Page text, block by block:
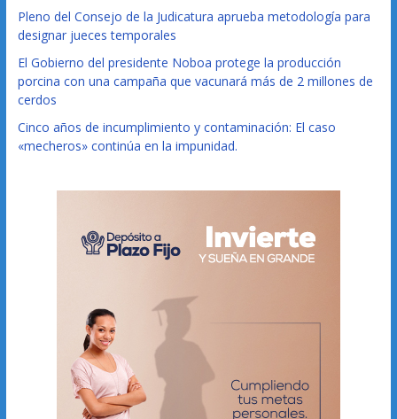
Pleno del Consejo de la Judicatura aprueba metodología para
designar jueces temporales
El Gobierno del presidente Noboa protege la producción
porcina con una campaña que vacunará más de 2 millones de
cerdos
Cinco años de incumplimiento y contaminación: El caso
«mecheros» continúa en la impunidad.